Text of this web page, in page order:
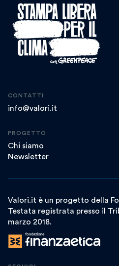
CONTATTI
info@valori.it
PROGETTO
Chi siamo
Newsletter
Valori.it è un progetto della
Testata registrata presso il
marzo 2018.